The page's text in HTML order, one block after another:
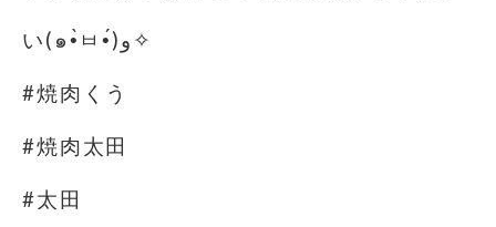
い(๑•̀ㅂ•́)و✧
#焼肉くう
#焼肉太田
#太田